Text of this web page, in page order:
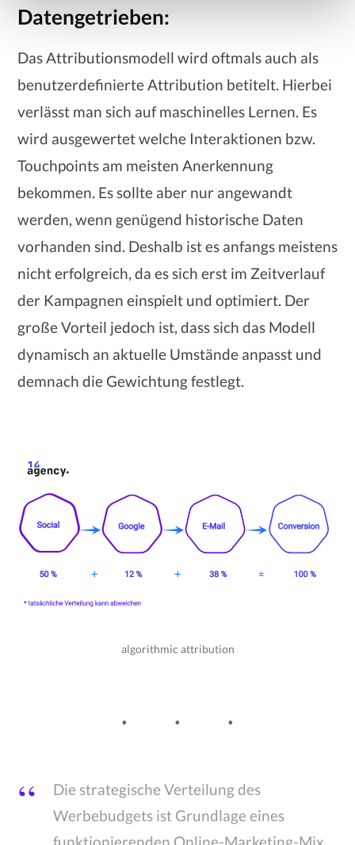
Datengetrieben:
Das Attributionsmodell wird oftmals auch als
benutzerdefinierte Attribution betitelt. Hierbei
verlässt man sich auf maschinelles Lernen. Es
wird ausgewertet welche Interaktionen bzw.
Touchpoints am meisten Anerkennung
bekommen. Es sollte aber nur angewandt
werden, wenn genügend historische Daten
vorhanden sind. Deshalb ist es anfangs meistens
nicht erfolgreich, da es sich erst im Zeitverlauf
der Kampagnen einspielt und optimiert. Der
große Vorteil jedoch ist, dass sich das Modell
dynamisch an aktuelle Umstände anpasst und
demnach die Gewichtung festlegt.
algorithmic attribution
Die strategische Verteilung des
Werbebudgets ist Grundlage eines